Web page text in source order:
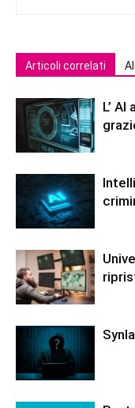
Articoli correlati
L’